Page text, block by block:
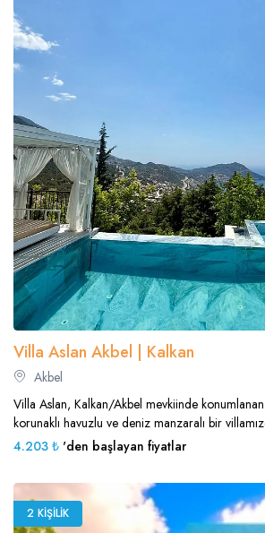
Villa Aslan Akbel | Kalkan
Akbel
Villa Aslan, Kalkan/Akbel mevkiinde
korunaklı havuzlu ve deniz manzaralı bir
4.203 ₺ 'den başlayan fiyatlar
2 KIŞILIK